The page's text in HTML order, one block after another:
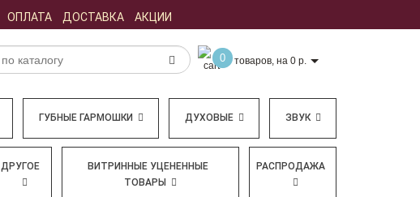
ОПЛАТА ДОСТАВКА АКЦИИ
0 товаров, на 0 р.
ГУБНЫЕ ГАРМОШКИ ДУХОВЫЕ ЗВУК
ДРУГОЕ
ВИТРИННЫЕ УЦЕНЕННЫЕ
ТОВАРЫ
РАСПРОДАЖА